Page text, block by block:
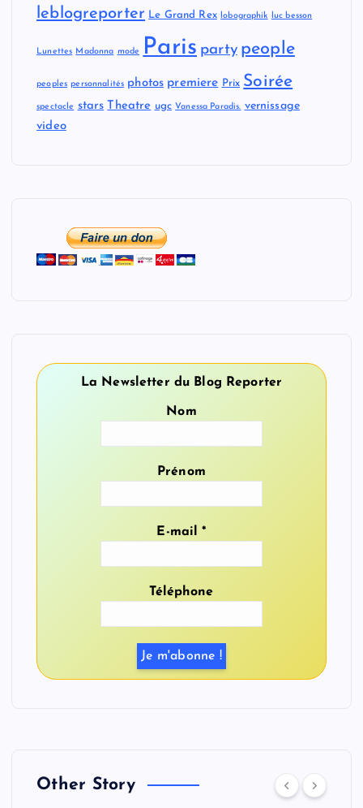
leblogreporter Le Grand Rex lobographik luc besson
Lunettes Madonna mode Paris party people
peoples personnalités photos premiere Prix Soirée
spectacle stars Theatre ugc Vanessa Paradis. vernissage
video
La Newsletter du Blog Reporter
Nom
Prénom
E-mail*
Téléphone
Other Story